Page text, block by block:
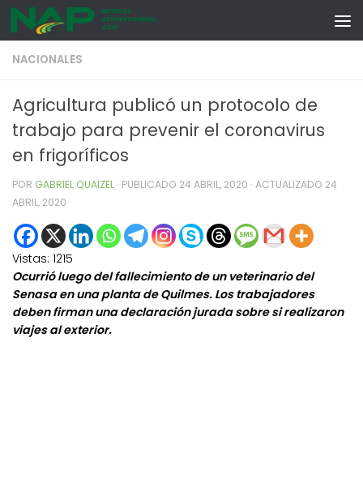
Skip to content
NACIONALES
Agricultura publicó un protocolo de
trabajo para prevenir el coronavirus
en frigoríficos
POR GABRIEL QUAIZEL · PUBLICADO 24 ABRIL, 2020 · ACTUALIZADO 24
ABRIL, 2020
Vistas: 1215
Ocurrió luego del fallecimiento de un veterinario del
Senasa en una planta de Quilmes. Los trabajadores
deben firman una declaración jurada sobre si realizaron
viajes al exterior.